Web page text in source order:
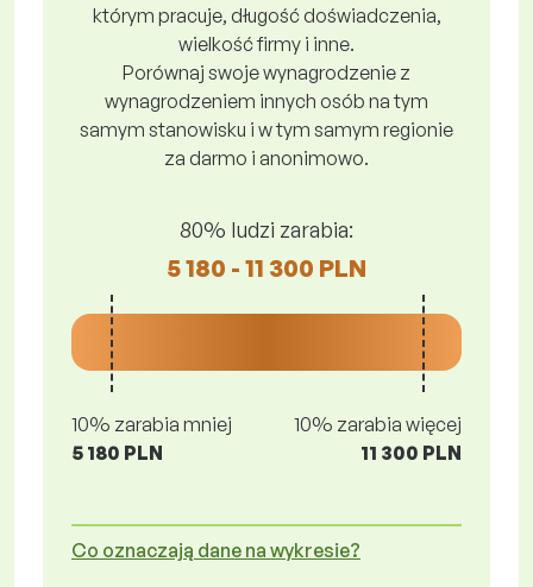
którym pracuje, długość doświadczenia,
wielkość firmy i inne.
Porównaj swoje wynagrodzenie z
wynagrodzeniem innych osób na tym
samym stanowisku i w tym samym regionie
za darmo i anonimowo.
80% ludzi zarabia:
5 180 - 11 300 PLN
10% zarabia mniej
5 180 PLN
10% zarabia więcej
11 300 PLN
Co oznaczają dane na wykresie?